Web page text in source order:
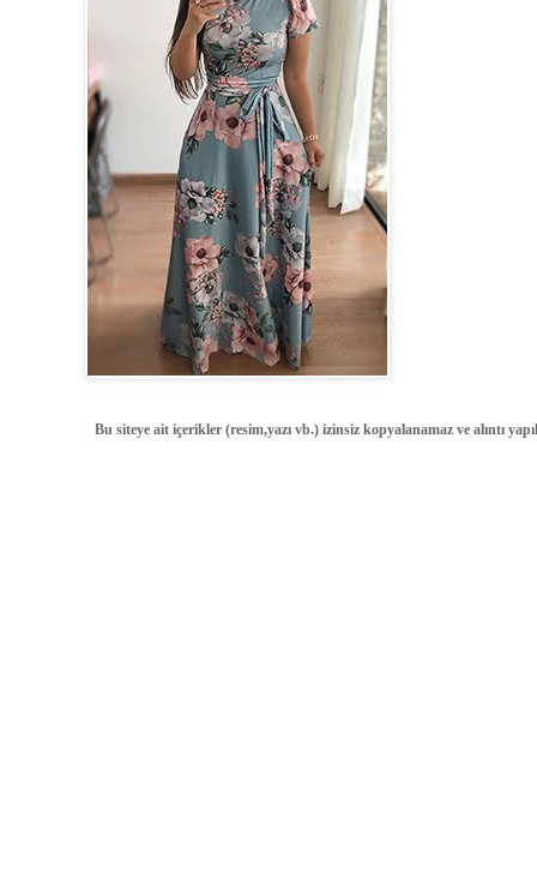
Bu siteye ait içerikler (resim,yazı vb.) izinsiz kopyalanamaz ve alıntı